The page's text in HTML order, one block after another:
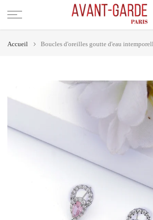
Aller
Accueil Boucles d'oreilles goutte d'eau